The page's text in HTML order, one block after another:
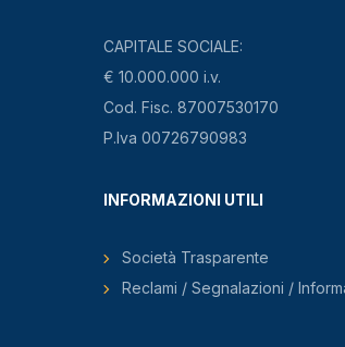
CAPITALE SOCIALE:
€ 10.000.000 i.v.
Cod. Fisc. 87007530170
P.Iva 00726790983
INFORMAZIONI UTILI
Società Trasparente
Reclami / Segnalazioni /